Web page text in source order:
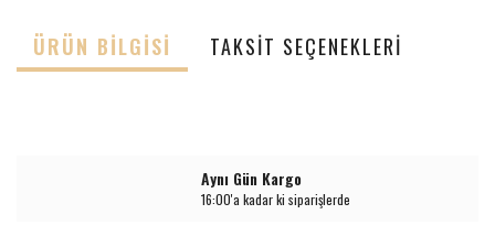
ÜRÜN BILGISI TAKSIT SEÇENEKLERI
Aynı Gün Kargo
16:00'a kadar ki siparişlerde